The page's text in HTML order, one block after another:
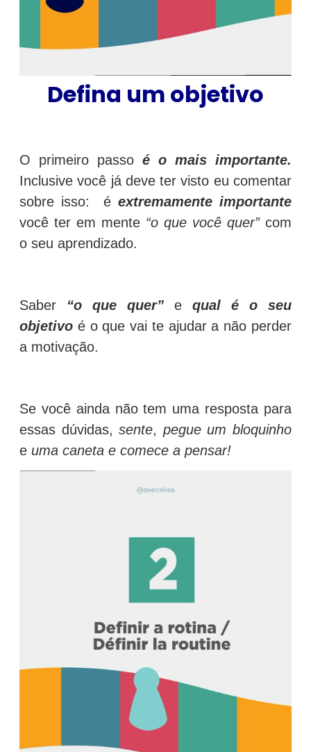
Defina um objetivo
O primeiro passo é o mais importante.
Inclusive você já deve ter visto eu comentar
sobre isso: é extremamente importante
você ter em mente “o que você quer”com
o seu aprendizado.
Saber “o que quer” e qual é o seu
objetivo é o que vai te ajudar a não perder
a motivação.
Se você ainda não tem uma resposta para
essas dúvidas,sente, pegue um bloquinho
e uma caneta e comece a pensar!